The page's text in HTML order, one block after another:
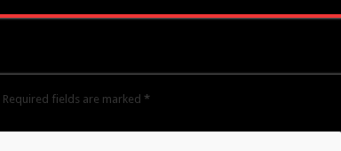
Required fields are marked *